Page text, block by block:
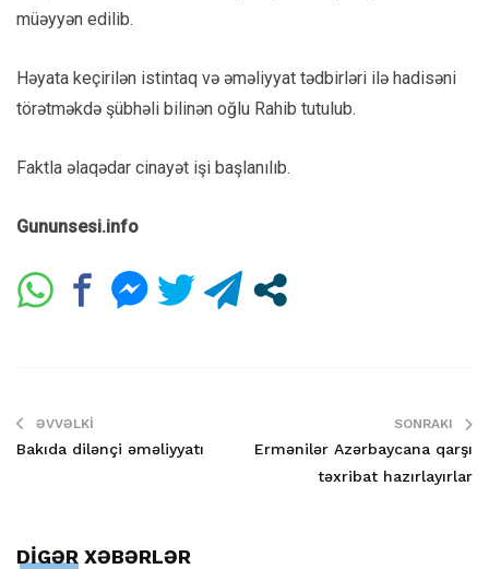
müəyyən edilib.
Həyata keçirilən istintaq və əməliyyat tədbirləri ilə hadisəni
törətməkdə şübhəli bilinən oğlu Rahib tutulub.
Faktla əlaqədar cinayət işi başlanılıb.
Gununsesi.info
ƏVVƏLKI
Bakıda dilənçi əməliyyatı
SONRAKI
Ermənilər Azərbaycana qarşı
təxribat hazırlayırlar
DİGƏR XƏBƏRLƏR